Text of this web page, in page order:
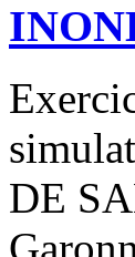
DE